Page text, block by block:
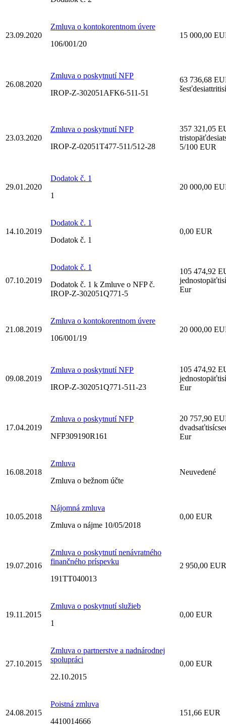
23.09.2020
Zmluva o kontokorentnom úvere
106/001/20
15 000,00
26.08.2020
Zmluva o poskytnutí NFP
IROP-Z-302051AFK6-511-51
63 736,68
23.03.2020
Zmluva o poskytnutí NFP
IROP-Z-02051T477-511/512-28
357 321,05
5/100 EUR
29.01.2020
Dodatok č. 1
1
20 000,00
14.10.2019
Dodatok č. 1
Dodatok č. 1
0,00 EUR
07.10.2019
Dodatok č. 1
Dodatok č. 1 k Zmluve o NFP č.
IROP-Z-302051Q771-5
105 474,92
Eur
21.08.2019
Zmluva o kontokorentnom úvere
106/001/19
20 000,00
09.08.2019
Zmluva o poskytnutí NFP
IROP-Z-302051Q771-511-23
105 474,92
Eur
17.04.2019
Zmluva o poskytnutí NFP
NFP309190R161
20 757,90
Eur
16.08.2018
Zmluva
Zmluva o bežnom účte
Neuvedené
10.05.2018
Nájomná zmluva
Zmluva o nájme 10/05/2018
0,00 EUR
19.07.2016
Zmluva o poskytnutí nenávratného
finančného príspevku
191TT040013
2 950,00 EUR
19.11.2015
Zmluva o poskytnutí služieb
1
0,00 EUR
27.10.2015
Zmluva o partnerstve a nadnárodnej
spolupráci
22.10.2015
0,00 EUR
24.08.2015
Poistná zmluva
4410014666
151,66 EUR